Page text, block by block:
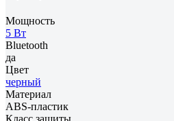
Мощность
5 Вт
Bluetooth
да
Цвет
черный
Материал
ABS-пластик